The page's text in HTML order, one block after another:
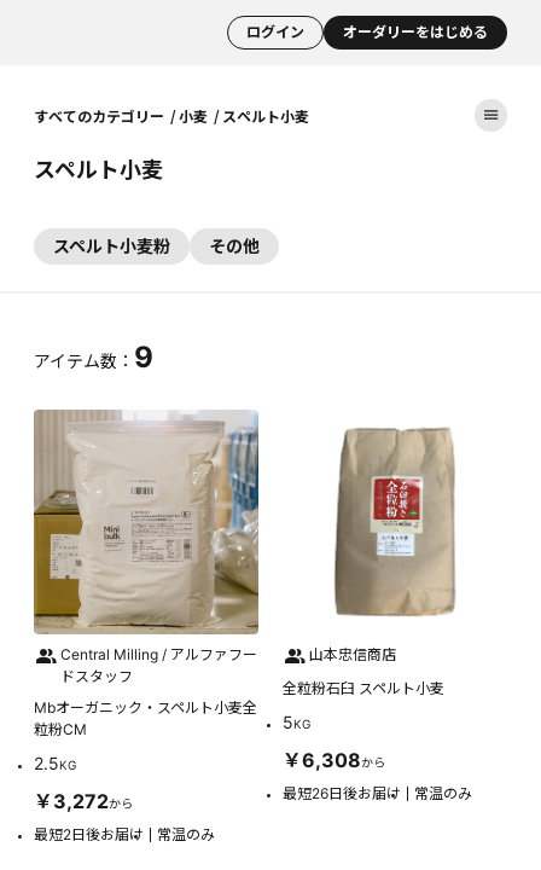
ログイン オーダリーをはじめる
すべてのカテゴリー 小麦 スペルト小麦
スペルト小麦
スペルト小麦粉 その他
アイテム数： 9
Central Milling / アルファフー
ドスタッフ
Mbオーガニック・スペルト小麦全
粒粉CM
2.5KG
￥3,272から
最短2日後お届け 常温のみ
山本忠信商店
全粒粉石臼 スペルト小麦
5KG
￥6,308から
最短26日後お届け 常温のみ